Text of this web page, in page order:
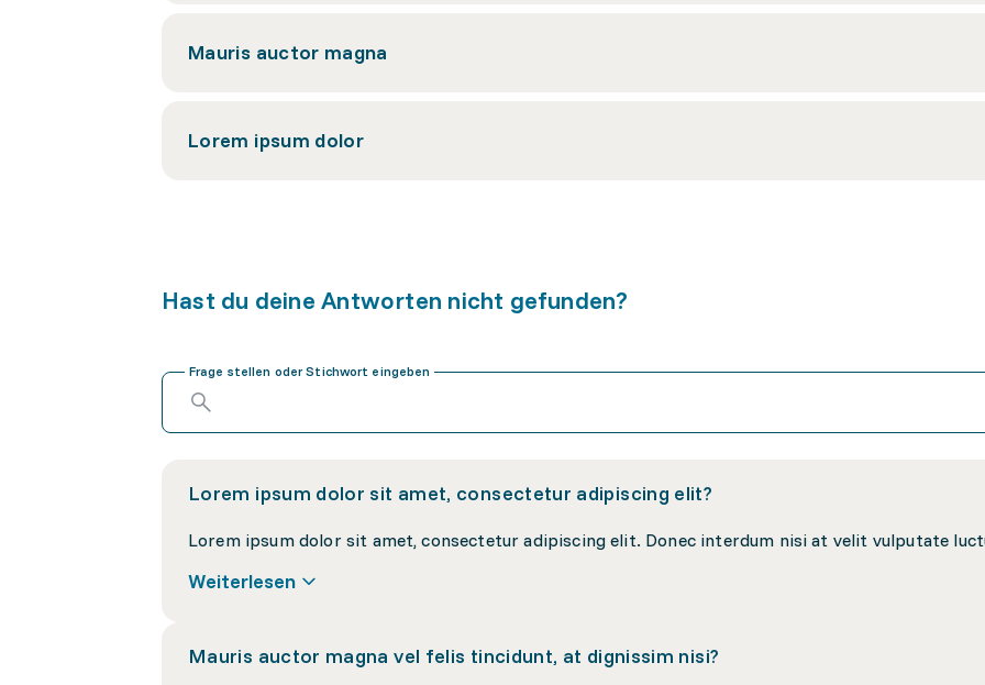
Mauris auctor magna
Lorem ipsum dolor
Hast du deine Antworten nicht gefunden?
Frage stellen oder Stichwort eingeben
Lorem ipsum dolor sit amet, consectetur adipiscing elit?
Weiterlesen
Mauris auctor magna vel felis tincidunt, at dignissim nisi?